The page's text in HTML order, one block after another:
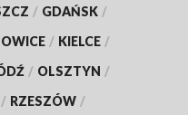
/ GDAŃSK /
/ KIELCE /
/ OLSZTYN /
/ RZESZÓW /